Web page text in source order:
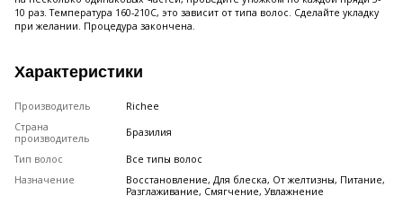
10 раз. Температура 160-210С, это зависит от типа волос. Сделайте укладку
при желании. Процедура закончена.
Характеристики
Производитель
Richee
Страна
производитель
Бразилия
Тип волос
Все типы волос
Назначение
Восстановление, Для блеска, От желтизны, Питание,
Разглаживание, Смягчение, Увлажнение